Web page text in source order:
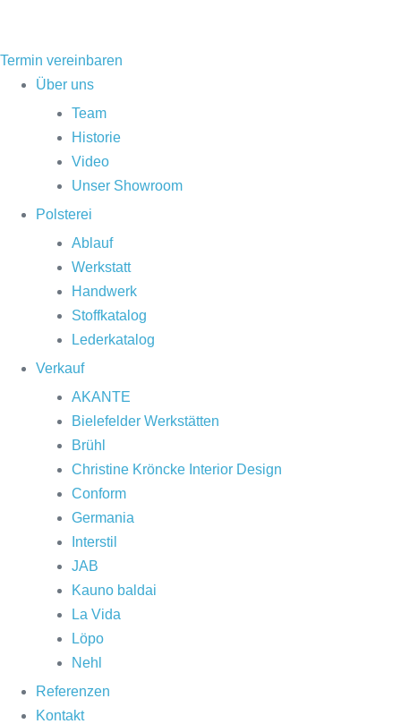
springen
Termin vereinbaren
FlyoutÜber uns
Team
Historie
Video
Unser Showroom
Polsterei
Ablauf
Werkstatt
Handwerk
Stoffkatalog
Lederkatalog
Verkauf
AKANTE
Bielefelder Werkstätten
Brühl
Christine Kröncke Interior Design
Conform
Germania
Interstil
JAB
Kauno baldai
La Vida
Löpo
Nehl
Referenzen
Kontakt